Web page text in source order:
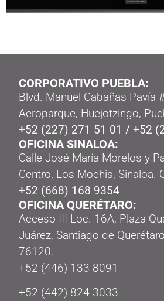
CORPORATIVO PUEBLA:
Blvd. Manuel Cabañas Pavía
Aeroparque, Huejotzingo,
+52 (227) 271 51 01 / +52
OFICINA SINALOA:
Calle José María Morelos y
Centro, Los Mochis, Sinaloa.
+52 (668) 168 9354
OFICINA QUERÉTARO:
Acceso III Loc. 16A, Plaza
Juárez, Santiago de
76120.
‭+52 (446) 133 8091‬
+52 (442) 824 3033